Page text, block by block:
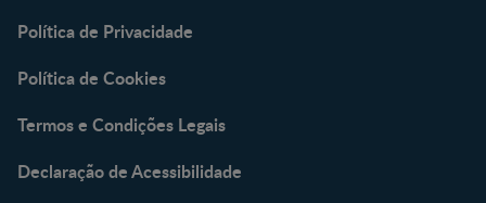
Política de Privacidade
Política de Cookies
Termos e Condições Legais
Declaração de Acessibilidade